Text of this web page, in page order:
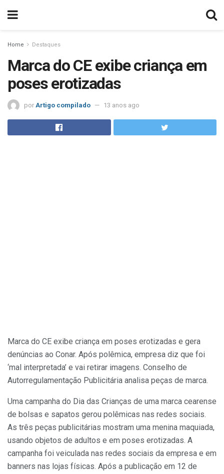
Home Destaques
Marca do CE exibe criança em
poses erotizadas
por Artigo compilado 13 anos ago
Marca do CE exibe criança em poses erotizadas e gera
denúncias ao Conar. Após polêmica, empresa diz que foi
‘mal interpretada’ e vai retirar imagens. Conselho de
Autorregulamentação Publicitária analisa peças de marca.
Uma campanha do Dia das Crianças de uma marca cearense
de bolsas e sapatos gerou polêmicas nas redes sociais.
As três peças publicitárias mostram uma menina maquiada,
usando objetos de adultos e em poses erotizadas. A
campanha foi veiculada nas redes sociais da empresa e em
banners nas lojas físicas. Após a publicação em 12 de